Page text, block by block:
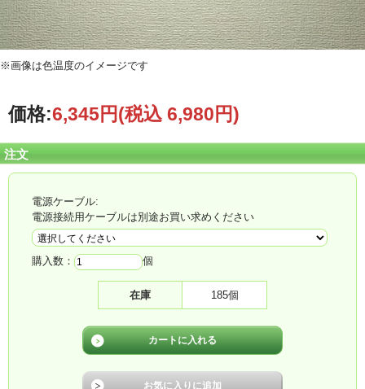
※画像は色温度のイメージです
価格:6,345円(税込 6,980円)
注文
電源ケーブル:
電源接続用ケーブルは別途お買い求めください
購入数： 個
在庫 185個